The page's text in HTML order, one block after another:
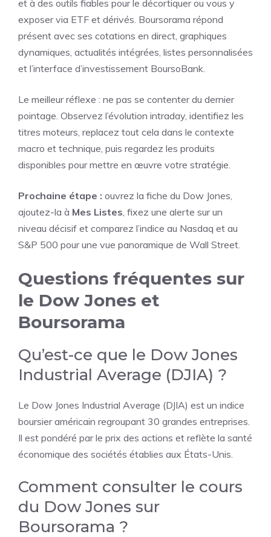
et à des outils fiables pour le décortiquer ou vous y
exposer via ETF et dérivés. Boursorama répond
présent avec ses cotations en direct, graphiques
dynamiques, actualités intégrées, listes personnalisées
et l’interface d’investissement BoursoBank.
Le meilleur réflexe : ne pas se contenter du dernier
pointage. Observez l’évolution intraday, identifiez les
titres moteurs, replacez tout cela dans le contexte
macro et technique, puis regardez les produits
disponibles pour mettre en œuvre votre stratégie.
Prochaine étape : ouvrez la fiche du Dow Jones,
ajoutez-la à Mes Listes, fixez une alerte sur un
niveau décisif et comparez l’indice au Nasdaq et au
S&P 500 pour une vue panoramique de Wall Street.
Questions fréquentes sur
le Dow Jones et
Boursorama
Qu’est-ce que le Dow Jones
Industrial Average (DJIA) ?
Le Dow Jones Industrial Average (DJIA) est un indice
boursier américain regroupant 30 grandes entreprises.
Il est pondéré par le prix des actions et reflète la santé
économique des sociétés établies aux États-Unis.
Comment consulter le cours
du Dow Jones sur
Boursorama ?